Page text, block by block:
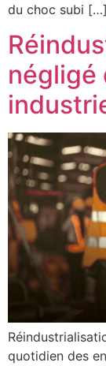
du choc subi […]
négligé
quotidien des